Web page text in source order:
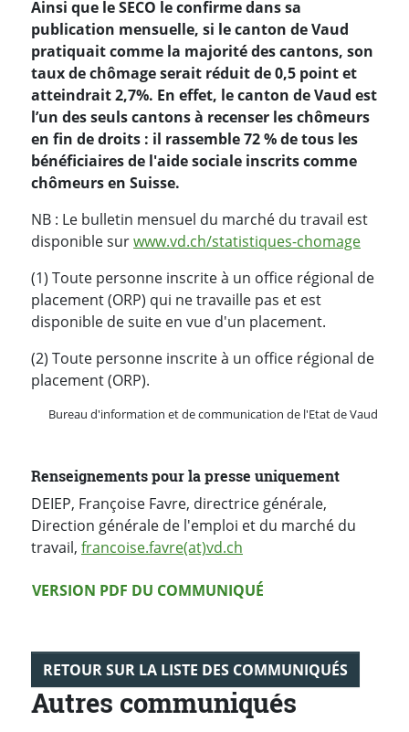
Ainsi que le SECO le confirme dans sa
publication mensuelle, si le canton de Vaud
pratiquait comme la majorité des cantons, son
taux de chômage serait réduit de 0,5 point et
atteindrait 2,7%. En effet, le canton de Vaud est
l’un des seuls cantons à recenser les chômeurs
en fin de droits : il rassemble 72% de tous les
bénéficiaires de l'aide sociale inscrits comme
chômeurs en Suisse.
NB : Le bulletin mensuel du marché du travail est
disponible surwww.vd.ch/statistiques-chomage
(1) Toute personne inscrite à un office régional de
placement (ORP) qui ne travaille pas et est
disponible de suite en vue d'un placement.
(2) Toute personne inscrite à un office régional de
placement (ORP).
Bureau d'information et de communication de l'Etat de Vaud
Renseignements pour la presse uniquement
DEIEP, Françoise Favre, directrice générale,
Direction générale de l'emploi et du marché du
travail, francoise.favre(at)vd.ch
Version PDF
VERSION PDF DU COMMUNIQUÉ
RETOUR SUR LA LISTE DES COMMUNIQUÉS
Autres communiqués